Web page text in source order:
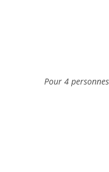
Pour 4 personnes